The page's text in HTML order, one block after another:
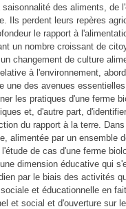
des aliments, de
Ils perdent leurs repères
le rapport à
un nombre croissant de
changement de culture
à l'environnement,
une des avenues
les pratiques d'une ferme
et, d'autre part,
du rapport à la terre.
alimentée par un ensemble
de cas d'une ferme
dimension éducative qui
par le biais des activités
et éducationnelle en
et social et d'ouverture sur